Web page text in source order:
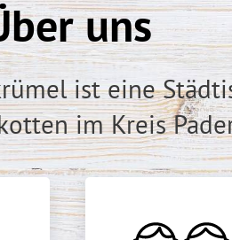
uns
ist eine
im Kreis